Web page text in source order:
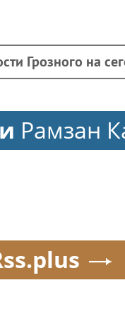
Грозного на
Рамзан